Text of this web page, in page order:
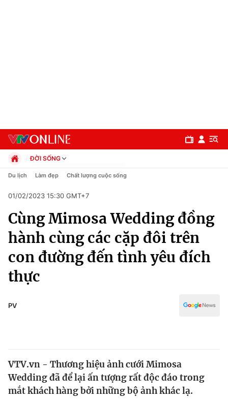
Chuyên mục
Chính trị
Xã hội
Tin tức
Thế giới đó đây
Kinh tế
ĐỜI SỐNG
Chính trị
Pháp luật
Kinh tế
Thể thao
Truyền hình
Văn hóa - Giải trí
Đời sống
Du lịch Làm đẹp Chất lượng cuộc sống
01/02/2023 15:30 GMT+7
Cùng Mimosa Wedding đồng
hành cùng các cặp đôi trên
con đường đến tình yêu đích
thực
PV
VTV.vn - Thương hiệu ảnh cưới Mimosa
Wedding đã để lại ấn tượng rất độc đáo trong
mắt khách hàng bởi những bộ ảnh khác lạ.